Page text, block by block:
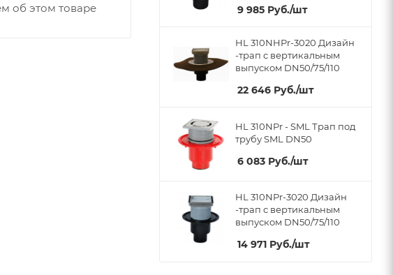
об этом товаре 9 985 Руб./шт
HL 310NHPr-3020 Дизайн
-трап с вертикальным
выпуском DN50/75/110
22 646 Руб./шт
HL 310NPr - SML Трап под
трубу SML DN50
6 083 Руб./шт
HL 310NPr-3020 Дизайн
-трап с вертикальным
выпуском DN50/75/110
14 971 Руб./шт